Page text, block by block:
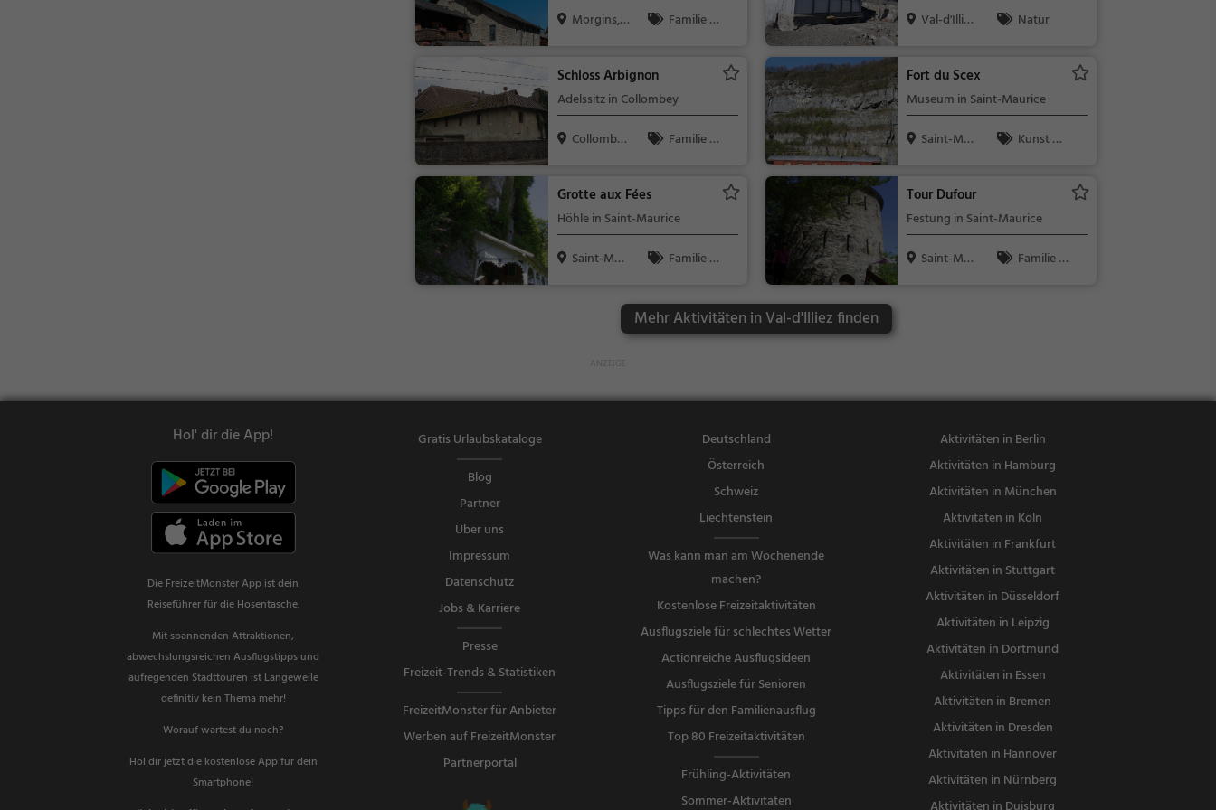
Morgins, S
Familie &
Val-d'Illiez,
Natur
Schloss Arbignon
Adelssitz in Collombey
Collombe
Familie &
Fort du Scex
Museum in Saint-Maurice
Saint-Mau
Kunst &
Grotte aux Fées
Höhle in Saint-Maurice
Saint-Mau
Familie &
r, Sehenswür
digkeit
Tour Dufour
Festung in Saint-Maurice
Saint-Mau
Familie &
Mehr Aktivitäten in Val-d'Illiez finden
Hol' dir die App!
Die FreizeitMonster App ist dein
Reiseführer für die Hosentasche.
Mit spannenden Attraktionen,
abwechslungsreichen Ausflugstipps und
aufregenden Stadttouren ist Langeweile
definitiv kein Thema mehr!
Worauf wartest du noch?
Hol dir jetzt die kostenlose App für dein
Smartphone!
Gratis Urlaubskataloge
Blog
Partner
Über uns
Impressum
Datenschutz
Jobs & Karriere
Presse
Freizeit-Trends & Statistiken
FreizeitMonster für Anbieter
Werben auf FreizeitMonster
Partnerportal
Deutschland
Österreich
Schweiz
Liechtenstein
Was kann man am Wochenende
machen?
Kostenlose Freizeitaktivitäten
Ausflugsziele für schlechtes Wetter
Actionreiche Ausflugsideen
Ausflugsziele für Senioren
Tipps für den Familienausflug
Top 80 Freizeitaktivitäten
Frühling-Aktivitäten
Sommer-Aktivitäten
Aktivitäten in Berlin
Aktivitäten in Hamburg
Aktivitäten in München
Aktivitäten in Köln
Aktivitäten in Frankfurt
Aktivitäten in Stuttgart
Aktivitäten in Düsseldorf
Aktivitäten in Leipzig
Aktivitäten in Dortmund
Aktivitäten in Essen
Aktivitäten in Bremen
Aktivitäten in Dresden
Aktivitäten in Hannover
Aktivitäten in Nürnberg